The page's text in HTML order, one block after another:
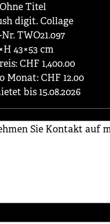
Ohne Titel
digit. Collage
TWO21.097
43×53 cm
CHF 1,400.00
Monat: CHF 12.00
bis 15.08.2026